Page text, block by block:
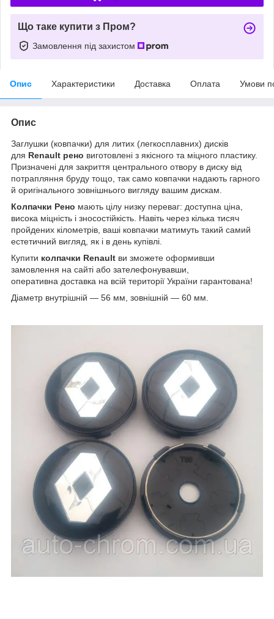
Що таке купити з Пром?
Замовлення під захистом
Опис Характеристики Доставка Оплата Умови
Опис
Заглушки (ковпачки) для литих (легкосплавних) дисків
для Renault рено виготовлені з якісного та міцного пластику.
Призначені для закриття центрального отвору в диску від
потрапляння бруду тощо, так само ковпачки надають гарного
й оригінального зовнішнього вигляду вашим дискам.
Колпачки Рено мають цілу низку переваг: доступна ціна,
висока міцність і зносостійкість. Навіть через кілька тисяч
пройдених кілометрів, ваші ковпачки матимуть такий самий
естетичний вигляд, як і в день купівлі.
Купити колпачки Renault ви зможете оформивши
замовлення на сайті або зателефонувавши,
оперативна доставка на всій території України гарантована!
Діаметр внутрішній — 56 мм, зовнішній — 60 мм.